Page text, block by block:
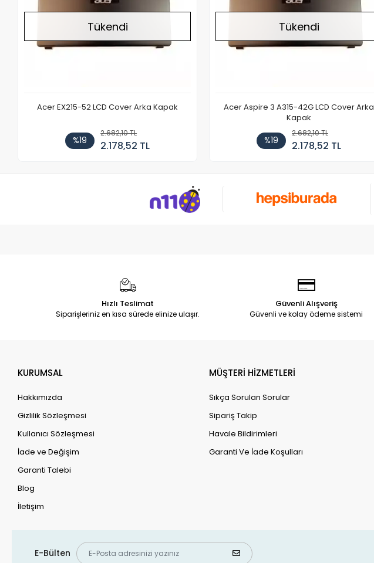
Tükendi
Acer EX215-52 LCD Cover Arka Kapak
%19
2.682,10 TL
2.178,52 TL
Tükendi
Acer Aspire 3 A315-42G LCD Cover Arka
Kapak
%19
2.682,10 TL
2.178,52 TL
Hızlı Teslimat
Siparişleriniz en kısa sürede elinize ulaşır.
Güvenli Alışveriş
Güvenli ve kolay ödeme sistemi
KURUMSAL
Hakkımızda
Gizlilik Sözleşmesi
Kullanıcı Sözleşmesi
İade ve Değişim
Garanti Talebi
Blog
İletişim
MÜŞTERİ HİZMETLERİ
Sıkça Sorulan Sorular
Sipariş Takip
Havale Bildirimleri
Garanti Ve İade Koşulları
E-Bülten